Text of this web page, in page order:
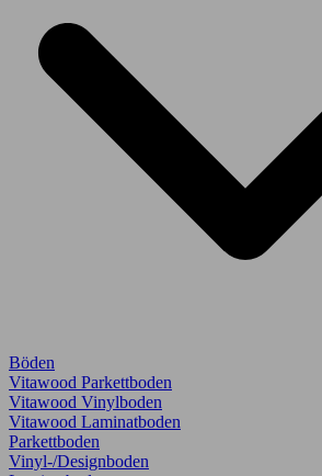
Böden
Vitawood Parkettboden
Vitawood Vinylboden
Vitawood Laminatboden
Parkettboden
Vinyl-/Designboden